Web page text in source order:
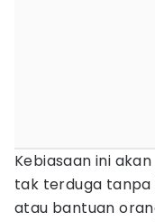
Kebiasaan ini
tak terduga
atau bantuan